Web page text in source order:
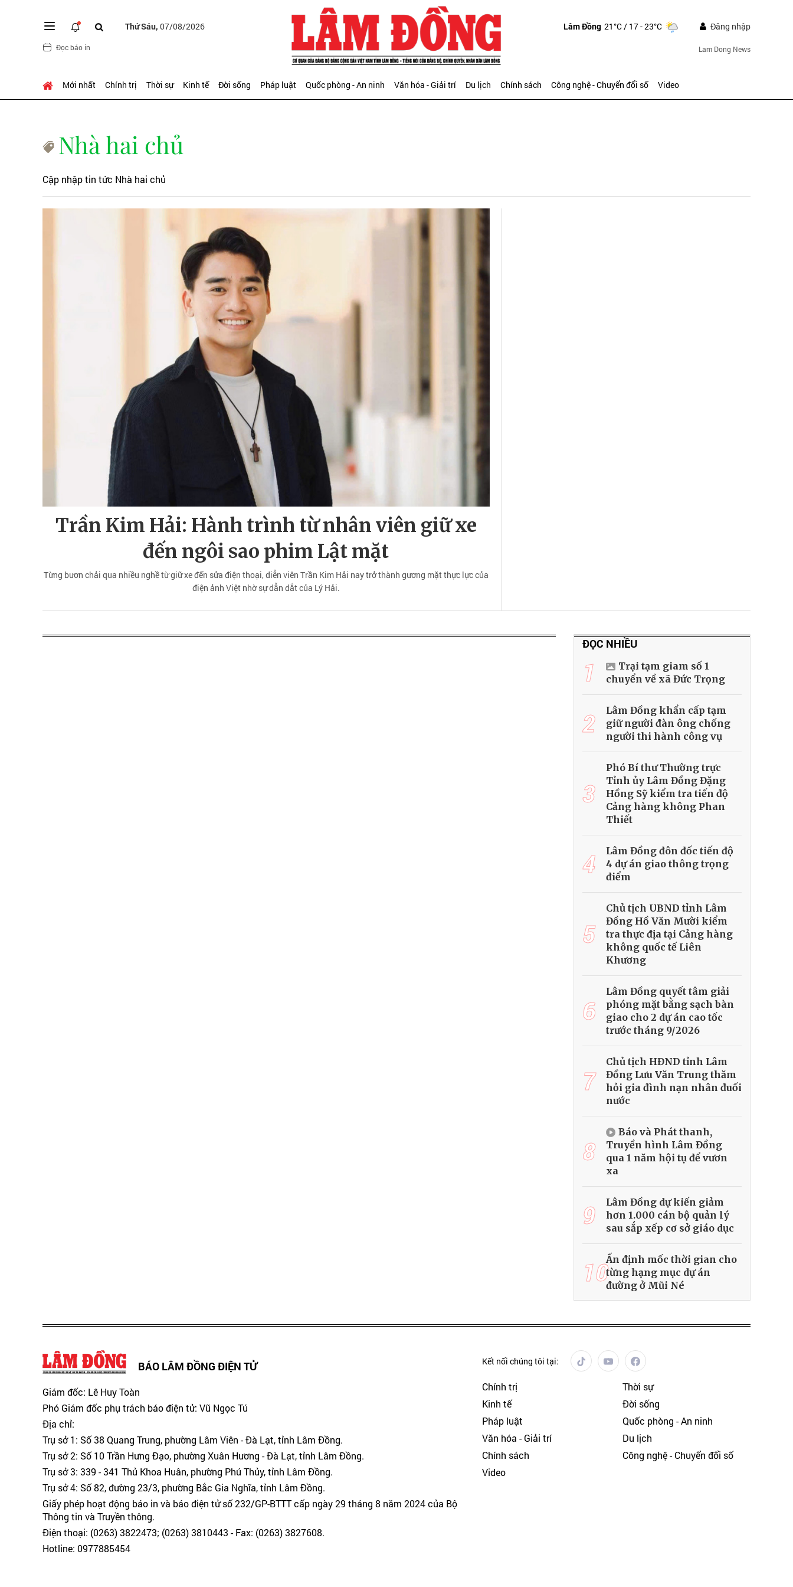
Thứ Sáu, 07/08/2026
Đọc báo in
Lâm Đồng 21°C/ 17 - 23°C Đăng nhập
Lam Dong News
Mới nhất Chính trị Thời sự Kinh tế Đời sống Pháp luật Quốc phòng - An ninh Văn hóa - Giải trí Du lịch Chính sách Công nghệ - Chuyển đổi số Video
Nhà hai chủ
Cập nhập tin tức Nhà hai chủ
Trần Kim Hải: Hành trình từ nhân viên giữ xe
đến ngôi sao phim Lật mặt
Từng bươn chải qua nhiều nghề từ giữ xe đến sửa điện thoại, diễn viên Trần Kim Hải nay trở thành gương mặt thực lực của
điện ảnh Việt nhờ sự dẫn dắt của Lý Hải.
ĐỌC NHIỀU
1
Trại tạm giam số 1
chuyển về xã Đức Trọng
2
Lâm Đồng khẩn cấp tạm
giữ người đàn ông chống
người thi hành công vụ
3
Phó Bí thư Thường trực
Tỉnh ủy Lâm Đồng Đặng
Hồng Sỹ kiểm tra tiến độ
Cảng hàng không Phan
Thiết
4
Lâm Đồng đôn đốc tiến độ
4 dự án giao thông trọng
điểm
5
Chủ tịch UBND tỉnh Lâm
Đồng Hồ Văn Mười kiểm
tra thực địa tại Cảng hàng
không quốc tế Liên
Khương
6
Lâm Đồng quyết tâm giải
phóng mặt bằng sạch bàn
giao cho 2 dự án cao tốc
trước tháng 9/2026
7
Chủ tịch HĐND tỉnh Lâm
Đồng Lưu Văn Trung thăm
hỏi gia đình nạn nhân đuối
nước
8
Báo và Phát thanh,
Truyền hình Lâm Đồng
qua 1 năm hội tụ để vươn
xa
9
Lâm Đồng dự kiến giảm
hơn 1.000 cán bộ quản lý
sau sắp xếp cơ sở giáo dục
10Ấn định mốc thời gian cho
từng hạng mục dự án
đường ở Mũi Né
BÁO LÂM ĐỒNG ĐIỆN TỬ
Giám đốc: Lê Huy Toàn
Phó Giám đốc phụ trách báo điện tử: Vũ Ngọc Tú
Địa chỉ:
Trụ sở 1: Số 38 Quang Trung, phường Lâm Viên - Đà Lạt, tỉnh Lâm Đồng.
Trụ sở 2: Số 10 Trần Hưng Đạo, phường Xuân Hương - Đà Lạt, tỉnh Lâm Đồng.
Trụ sở 3: 339 - 341 Thủ Khoa Huân, phường Phú Thủy, tỉnh Lâm Đồng.
Trụ sở 4: Số 82, đường 23/3, phường Bắc Gia Nghĩa, tỉnh Lâm Đồng.
Giấy phép hoạt động báo in và báo điện tử số 232/GP-BTTT cấp ngày 29 tháng 8 năm 2024 của Bộ
Thông tin và Truyền thông.
Điện thoại: (0263) 3822473; (0263) 3810443 - Fax: (0263) 3827608.
Hotline: 0977885454
Kết nối chúng tôi tại:
Chính trị
Thời sự
Kinh tế
Đời sống
Pháp luật
Quốc phòng - An ninh
Văn hóa - Giải trí
Du lịch
Chính sách
Công nghệ - Chuyển đổi số
Video